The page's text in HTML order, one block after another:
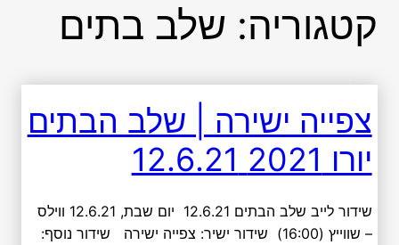
קטגוריה: שלב בתים
צפייה ישירה | שלב הבתים
יורו 2021 12.6.21
שידור לייב שלב הבתים 12.6.21 יום שבת, 12.6.21 ווילס
– שווייץ (16:00) שידור ישיר: צפייה ישירה שידור נוסף: